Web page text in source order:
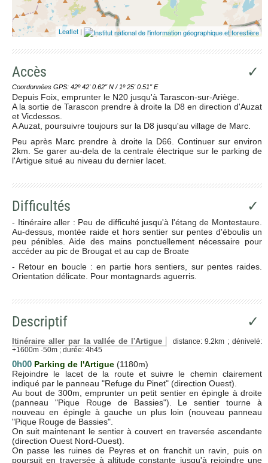
Leaflet |
Accès ✓
Coordonnées GPS: 42º 42' 0.62'' N / 1º 25' 0.51'' E
Depuis Foix, emprunter le N20 jusqu'à Tarascon-sur-Ariège.
A la sortie de Tarascon prendre à droite la D8 en direction d'Auzat
et Vicdessos.
A Auzat, poursuivre toujours sur la D8 jusqu'au village de Marc.
Peu après Marc prendre à droite la D66. Continuer sur environ
2km. Se garer au-dela de la centrale électrique sur le parking de
l'Artigue situé au niveau du dernier lacet.
Difficultés ✓
- Itinéraire aller : Peu de difficulté jusqu'à l'étang de Montestaure.
Au-dessus, montée raide et hors sentier sur pentes d'éboulis un
peu pénibles. Aide des mains ponctuellement nécessaire pour
accéder au pic de Brougat et au cap de Broate
- Retour en boucle : en partie hors sentiers, sur pentes raides.
Orientation délicate. Pour montagnards aguerris.
Descriptif ✓
Itinéraire aller par la vallée de l'Artigue
distance: 9.2km ; dénivelé:
+1600m -50m ; durée: 4h45
0h00 Parking de l'Artigue (1180m)
Rejoindre le lacet de la route et suivre le chemin clairement
indiqué par le panneau "Refuge du Pinet" (direction Ouest).
Au bout de 300m, emprunter un petit sentier en épingle à droite
(panneau "Pique Rouge de Bassies"). Le sentier tourne à
nouveau en épingle à gauche un plus loin (nouveau panneau
"Pique Rouge de Bassies".
On suit maintenant le sentier à couvert en traversée ascendante
(direction Ouest Nord-Ouest).
On passe les ruines de Peyres et on franchit un ravin, puis on
poursuit en traversée à altitude constante jusqu'à rejoindre une